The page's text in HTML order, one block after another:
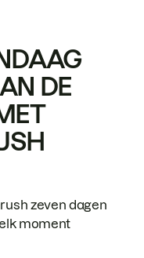
DE
zeven dagen
moment